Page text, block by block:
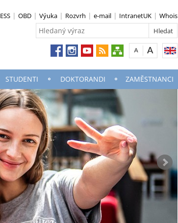
ESS OBD Výuka Rozvrh e-mail IntranetUK Whois
STUDENTI DOKTORANDI ZAMĚSTNANCI